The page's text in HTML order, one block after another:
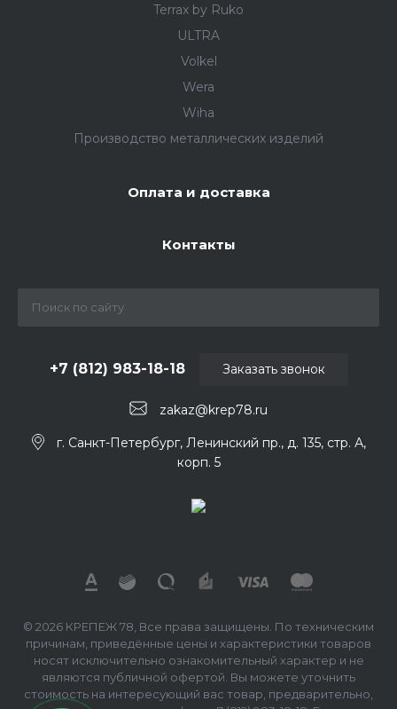
Terrax by Ruko
ULTRA
Volkel
Wera
Wiha
Производство металлических изделий
Оплата и доставка
Контакты
zakaz@krep78.ru
+7 (812) 983-18-18
г. Санкт-Петербург, Ленинский пр., д. 135, стр. А,
корп. 5
Заказать звонок
© 2026 КРЕПЕЖ 78, Все права защищены. По техническим
причинам, приведённые цены и характеристики товаров
носят исключительно ознакомительный характер и не
являются публичной офертой. Вы можете уточнить
стоимость на интересующий вас товар, предварительно,